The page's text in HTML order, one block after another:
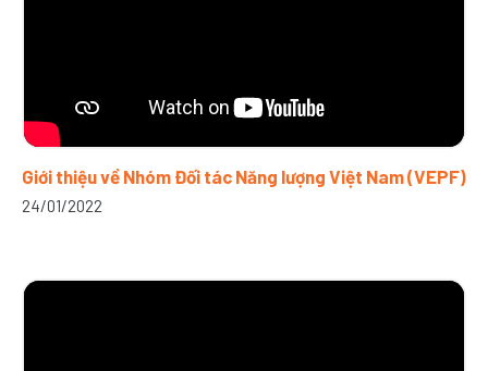
Giới thiệu về Nhóm Đối tác Năng lượng Việt Nam (VEPF)
24/01/2022